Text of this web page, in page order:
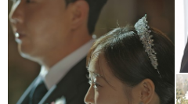
아모르아트웨딩컨벤션
대표2인촬영